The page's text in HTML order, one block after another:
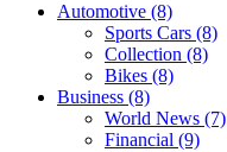
Automotive (8)
Sports Cars (8)
Collection (8)
Bikes (8)
Business (8)
World News (7)
Financial (9)